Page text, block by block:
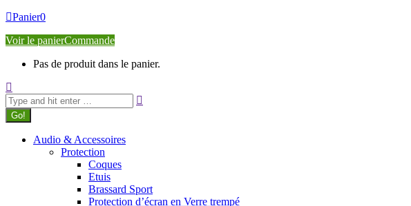
Panier0
Voir le panierCommande
Pas de produit dans le panier.
Search:
Audio & Accessoires
Protection
Coques
Etuis
Brassard Sport
Protection d’écran en Verre trempé